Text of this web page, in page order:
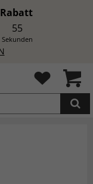
54
Sekunden